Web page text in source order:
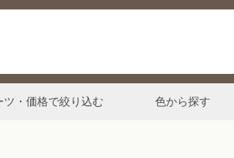
ツ・価格で絞り込む 色から探す